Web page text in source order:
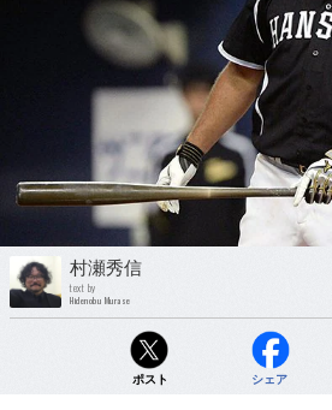
村瀬秀信
text by
Hidenobu Murase
ポスト シェア